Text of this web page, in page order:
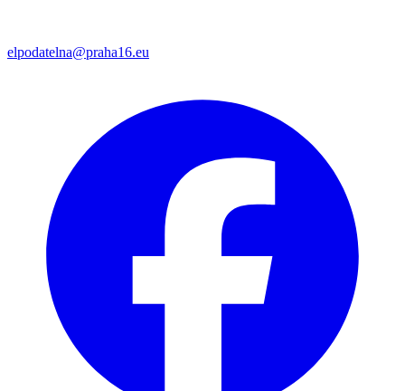
elpodatelna@praha16.eu